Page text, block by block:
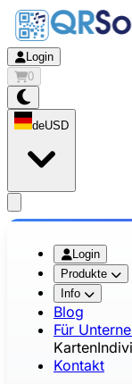
Login
0
deUSD
Login
Produkte
Info
Blog
Für
Karten
Kontakt